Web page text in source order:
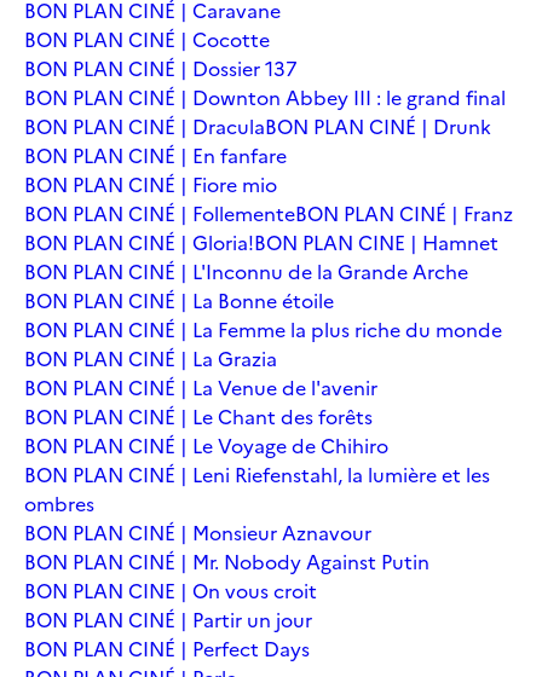
BON PLAN CINÉ | Caravane
BON PLAN CINÉ | Cocotte
BON PLAN CINÉ | Dossier 137
BON PLAN CINÉ | Downton Abbey III : le grand final
BON PLAN CINÉ | DraculaBON PLAN CINÉ | Drunk
BON PLAN CINÉ | En fanfare
BON PLAN CINÉ | Fiore mio
BON PLAN CINÉ | FollementeBON PLAN CINÉ | Franz
BON PLAN CINÉ | Gloria!BON PLAN CINE | Hamnet
BON PLAN CINÉ | L'Inconnu de la Grande Arche
BON PLAN CINÉ | La Bonne étoile
BON PLAN CINÉ | La Femme la plus riche du monde
BON PLAN CINÉ | La Grazia
BON PLAN CINÉ | La Venue de l'avenir
BON PLAN CINÉ | Le Chant des forêts
BON PLAN CINÉ | Le Voyage de Chihiro
BON PLAN CINÉ | Leni Riefenstahl, la lumière et les
ombres
BON PLAN CINÉ | Monsieur Aznavour
BON PLAN CINÉ | Mr. Nobody Against Putin
BON PLAN CINE | On vous croit
BON PLAN CINÉ | Partir un jour
BON PLAN CINÉ | Perfect Days